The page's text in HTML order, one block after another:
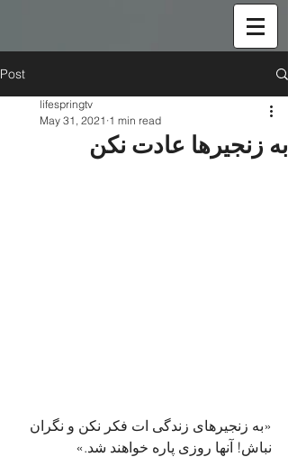
Post
به زنجیرها عادت نکن
lifespringtv
May 31, 2021 1 min read
«به زنجیرهای زندگی ات فکر نکن و نگران
نباش! آنها روزی پاره خواهند شد.»